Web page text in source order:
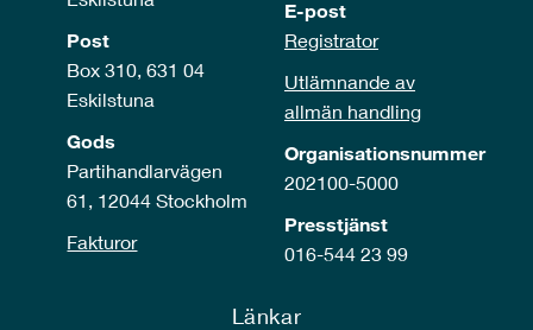
Post
Box 310, 631 04
Eskilstuna
Gods
Partihandlarvägen
61, 12044 Stockholm
Fakturor
E-post
Registrator
Utlämnande av
allmän handling
Organisationsnummer
202100-5000
Presstjänst
016-544 23 99
Länkar